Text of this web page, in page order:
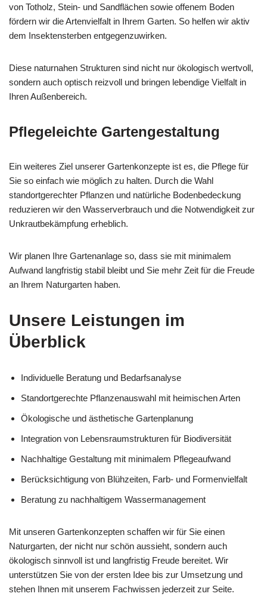
von Totholz, Stein- und Sandflächen sowie offenem Boden
fördern wir die Artenvielfalt in Ihrem Garten. So helfen wir aktiv
dem Insektensterben entgegenzuwirken.
Diese naturnahen Strukturen sind nicht nur ökologisch wertvoll,
sondern auch optisch reizvoll und bringen lebendige Vielfalt in
Ihren Außenbereich.
Pflegeleichte Gartengestaltung
Ein weiteres Ziel unserer Gartenkonzepte ist es, die Pflege für
Sie so einfach wie möglich zu halten. Durch die Wahl
standortgerechter Pflanzen und natürliche Bodenbedeckung
reduzieren wir den Wasserverbrauch und die Notwendigkeit zur
Unkrautbekämpfung erheblich.
Wir planen Ihre Gartenanlage so, dass sie mit minimalem
Aufwand langfristig stabil bleibt und Sie mehr Zeit für die Freude
an Ihrem Naturgarten haben.
Unsere Leistungen im
Überblick
Individuelle Beratung und Bedarfsanalyse
Standortgerechte Pflanzenauswahl mit heimischen Arten
Ökologische und ästhetische Gartenplanung
Integration von Lebensraumstrukturen für Biodiversität
Nachhaltige Gestaltung mit minimalem Pflegeaufwand
Berücksichtigung von Blühzeiten, Farb- und Formenvielfalt
Beratung zu nachhaltigem Wassermanagement
Mit unseren Gartenkonzepten schaffen wir für Sie einen
Naturgarten, der nicht nur schön aussieht, sondern auch
ökologisch sinnvoll ist und langfristig Freude bereitet. Wir
unterstützen Sie von der ersten Idee bis zur Umsetzung und
stehen Ihnen mit unserem Fachwissen jederzeit zur Seite.